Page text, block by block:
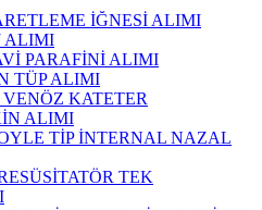
İĞNESİ ALIMI
ALIMI
PARAFİNİ ALIMI
TÜP ALIMI
KATETER
ALIMI
TİP İNTERNAL NAZAL
TEK